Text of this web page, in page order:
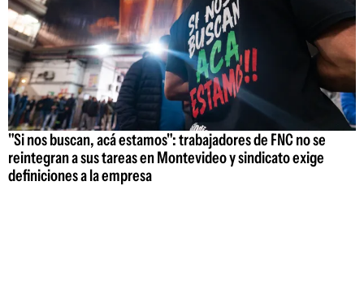
"Si nos buscan, acá estamos": trabajadores de FNC no se
reintegran a sus tareas en Montevideo y sindicato exige
definiciones a la empresa